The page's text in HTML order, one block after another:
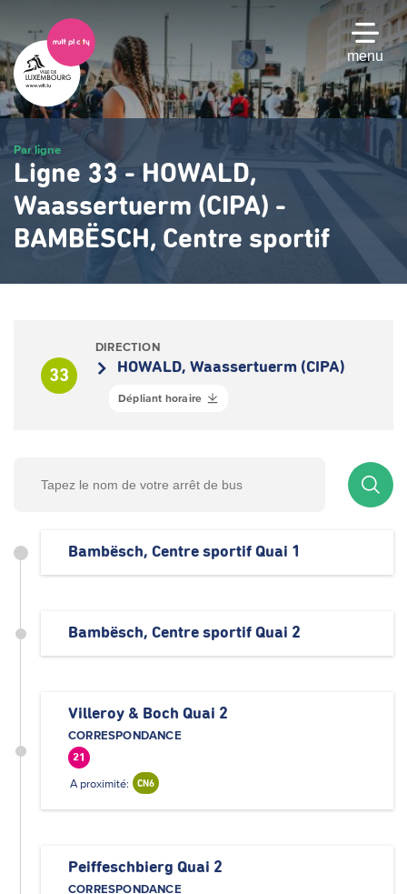
contenu
principal
menu
Par ligne
Ligne 33 - HOWALD,
Waassertuerm (CIPA) -
BAMBËSCH, Centre sportif
33
DIRECTION
HOWALD, Waassertuerm (CIPA)
Dépliant horaire
Bambësch, Centre sportif Quai 1
Bambësch, Centre sportif Quai 2
Villeroy & Boch Quai 2
CORRESPONDANCE
21
A proximité: CN6
Peiffeschbierg Quai 2
CORRESPONDANCE